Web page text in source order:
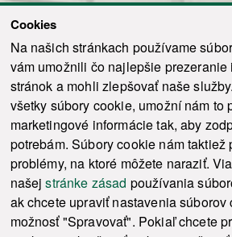
Cookies
Na našich stránkach používame
vám umožnili čo najlepšie prezeranie
stránok a mohli zlepšovať naše
všetky súbory cookie, umožní nám to
marketingové informácie tak, aby
potrebám. Súbory cookie nám taktiež
problémy, na ktoré môžete naraziť.
našejstránke zásad používania
ak chcete upraviť nastavenia súborov
možnosť "Spravovať". Pokiaľ chcete
Odoslať
© 2021-2026 ku.sk. Všetky práva vyhradené. |
Vyhlásenie o prístupnosti |
This site is protected by reCAPTCHA and the Google